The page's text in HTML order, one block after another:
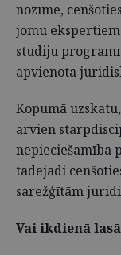
nozīme,
jomu
studiju
apvienota
Kopumā
arvien
nepieciešamība
tādējādi
sarežģītām
Vai ikdienā